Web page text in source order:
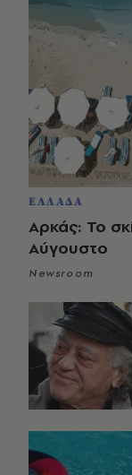
ΕΛΛΑΔΑ
Αρκάς: Το
Αύγουστο
Newsroom